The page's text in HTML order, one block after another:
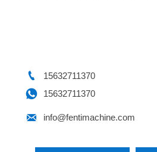
 15632711370
 15632711370
 info@fentimachine.com